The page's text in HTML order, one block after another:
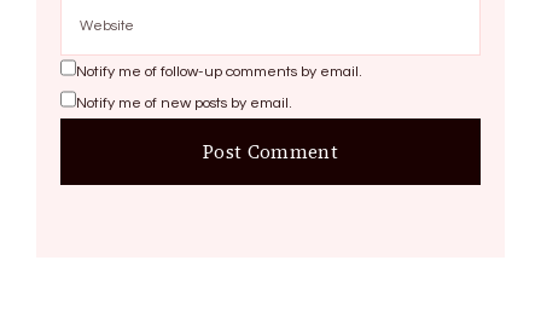
Notify me of follow-up comments by email.
Notify me of new posts by email.